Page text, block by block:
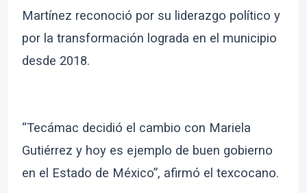
Martínez reconoció por su liderazgo político y
por la transformación lograda en el municipio
desde 2018.
“Tecámac decidió el cambio con Mariela
Gutiérrez y hoy es ejemplo de buen gobierno
en el Estado de México”, afirmó el texcocano.